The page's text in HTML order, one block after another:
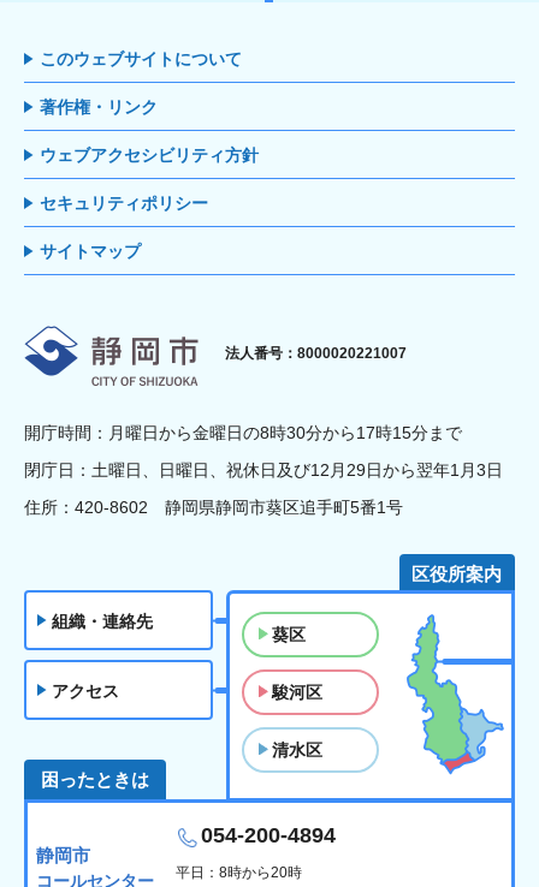
このウェブサイトについて
著作権・リンク
ウェブアクセシビリティ方針
セキュリティポリシー
サイトマップ
静岡市
法人番号：8000020221007
開庁時間：月曜日から金曜日の8時30分から17時15分まで
閉庁日：土曜日、日曜日、祝休日及び12月29日から翌年1月3日
住所：420-8602 静岡県静岡市葵区追手町5番1号
組織・連絡先
アクセス
区役所案内
葵区
駿河区
清水区
困ったときは
静岡市
コールセンター
054-200-4894
平日：8時から20時